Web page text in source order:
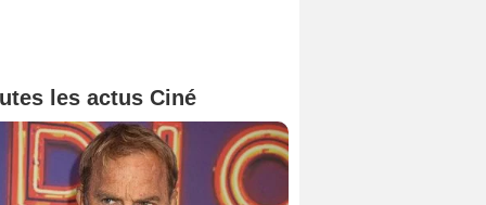
les actus Ciné